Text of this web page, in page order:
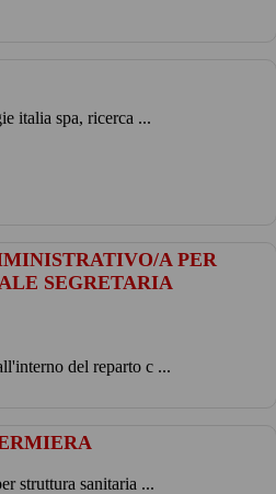
italia spa, ricerca ...
A PER
SEGRETARIA
del reparto c ...
struttura sanitaria ...